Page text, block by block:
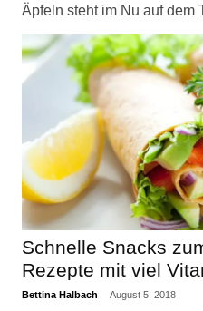
Äpfeln steht im Nu auf dem
Schnelle Snacks
Rezepte mit viel
Bettina Halbach August 5, 2018